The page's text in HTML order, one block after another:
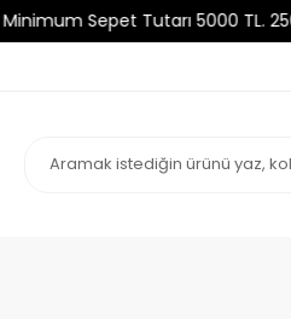
Sepet Tutarı 5000 TL.